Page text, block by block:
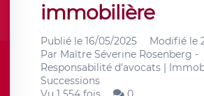
immobilière
Publié le 16/05/2025 Modifié le
Par Maître Séverine Rosenberg -
Responsabilité d'avocats |
Successions